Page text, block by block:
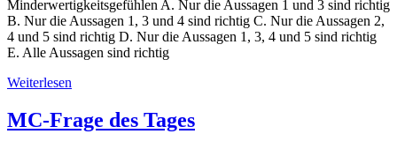
Minderwertigkeitsgefühlen A. Nur die Aussagen 1 und 3 sind richtig
B. Nur die Aussagen 1, 3 und 4 sind richtig C. Nur die Aussagen 2,
4 und 5 sind richtig D. Nur die Aussagen 1, 3, 4 und 5 sind richtig
E. Alle Aussagen sind richtig
Weiterlesen
MC-Frage des Tages